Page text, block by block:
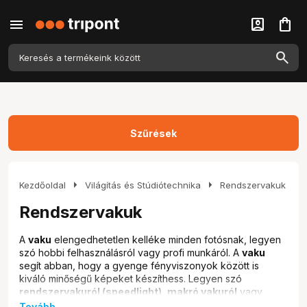
menu account_box shopping_bag
Kezdőoldal arrow_right Világítás és Stúdiótechnika arrow_right Rendszervakuk
Rendszervakuk
A vaku elengedhetetlen kelléke minden fotósnak, legyen
szó hobbi felhasználásról vagy profi munkáról. A vaku
segít abban, hogy a gyenge fényviszonyok között is
kiváló minőségű képeket készíthess. Legyen szó
rendszervakuról (speedlight) makró vakuról vagy
stúdióvakuról
Szűrések